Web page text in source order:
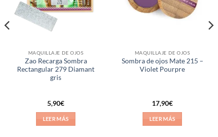
MAQUILLAJE DE OJOS
Zao Recarga Sombra
Rectangular 279 Diamant
gris
5,90€
LEER MÁS
MAQUILLAJE DE OJOS
Sombra de ojos Mate 215 –
Violet Pourpre
17,90€
LEER MÁS